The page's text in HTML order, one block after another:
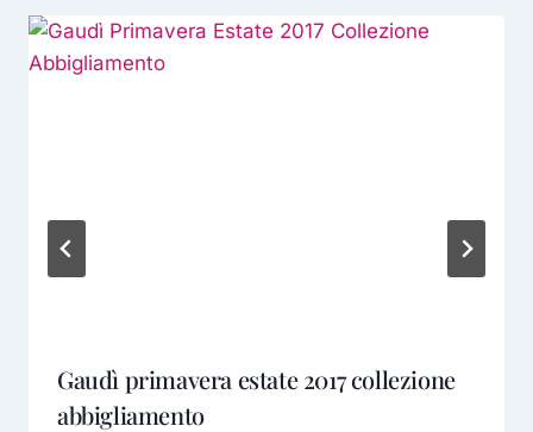
Gaudì primavera estate 2017 collezione
abbigliamento